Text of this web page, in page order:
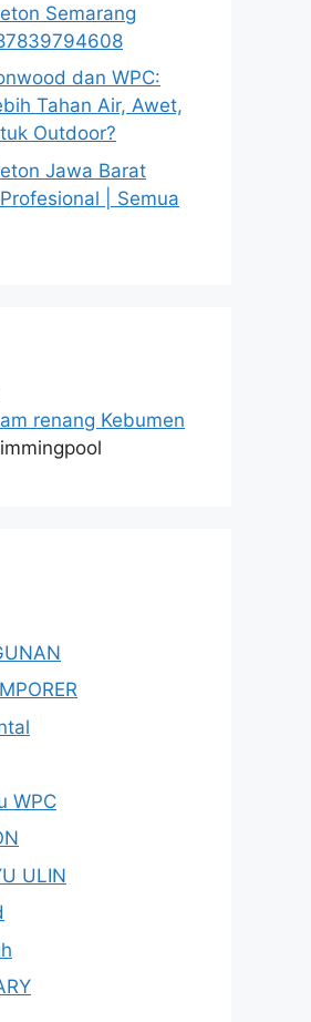
Semarang
dan WPC:
Tahan Air, Awet,
Outdoor?
Jawa Barat
| Semua
renang Kebumen
WPC
ULIN